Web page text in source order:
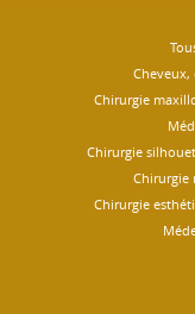
Cheveux,
Chirurgie
Chirurgie
Chirurgie
Chirurgie